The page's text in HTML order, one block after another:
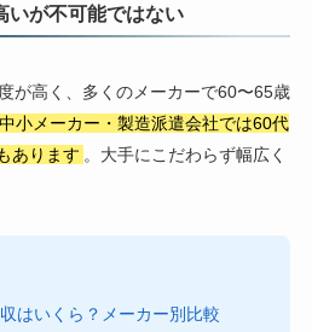
いが不可能ではない
が高く、多くのメーカーで60〜65歳
小メーカー・製造派遣会社では60代
あります 。大手にこだわらず幅広く
はいくら？メーカー別比較